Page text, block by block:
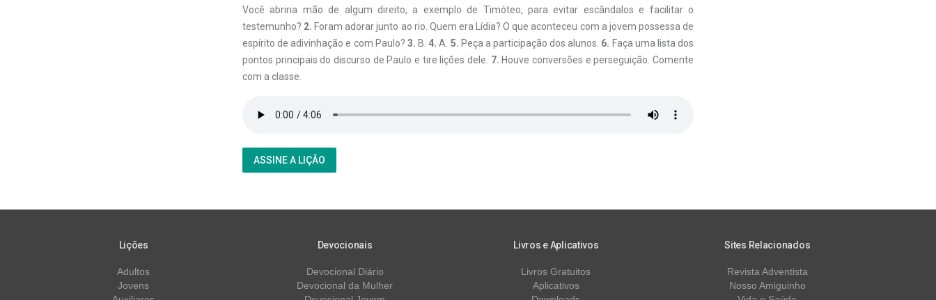
Você abriria mão de algum direito, a exemplo de Timóteo, para evitar escândalos e facilitar o
testemunho? 2. Foram adorar junto ao rio. Quem era Lídia? O que aconteceu com a jovem possessa de
espírito de adivinhação e com Paulo? 3. B. 4. A. 5. Peça a participação dos alunos. 6. Faça uma lista dos
pontos principais do discurso de Paulo e tire lições dele. 7. Houve conversões e perseguição. Comente
com a classe.
ASSINE A LIÇÃO
Lições
Adultos
Jovens
Devocionais
Devocional Diário
Devocional da Mulher
Livros e Aplicativos
Livros Gratuitos
Aplicativos
Sites Relacionados
Revista Adventista
Nosso Amiguinho